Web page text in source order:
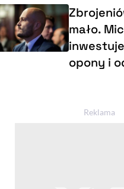
mało.
opony i